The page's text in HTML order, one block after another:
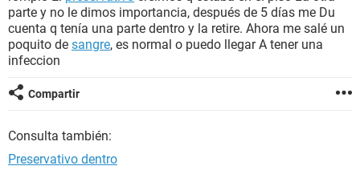
SEXUALIDAD
GLOSARIO
parte y no le dimos importancia, después de 5 días me Du
cuenta q tenía una parte dentro y la retire. Ahora me salé un
poquito de sangre, es normal o puedo llegar A tener una
infeccion
Compartir
Consulta también:
Preservativo dentro